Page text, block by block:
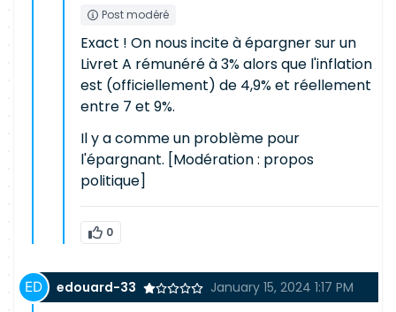
Post modéré
Exact ! On nous incite à épargner sur un
Livret A rémunéré à 3% alors que l'inflation
est (officiellement) de 4,9% et réellement
entre 7 et 9%.
Il y a comme un problème pour
l'épargnant. [Modération : propos
politique]
0
edouard-33 January 15, 2024 1:17 PM